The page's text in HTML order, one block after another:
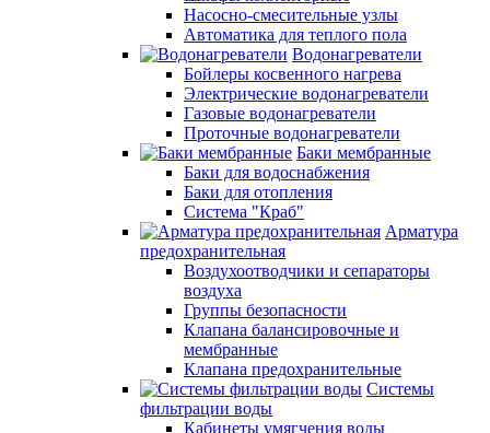
Насосно-смесительные узлы
Автоматика для теплого пола
Водонагреватели
Бойлеры косвенного нагрева
Электрические водонагреватели
Газовые водонагреватели
Проточные водонагреватели
Баки мембранные
Баки для водоснабжения
Баки для отопления
Система "Краб"
Арматура
предохранительная
Воздухоотводчики и сепараторы
воздуха
Группы безопасности
Клапана балансировочные и
мембранные
Клапана предохранительные
Системы
фильтрации воды
Кабинеты умягчения воды